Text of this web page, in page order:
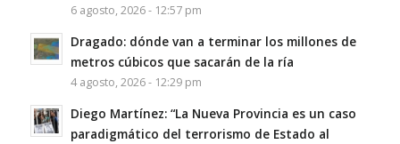
6 agosto, 2026 - 12:57 pm
Dragado: dónde van a terminar los millones de
metros cúbicos que sacarán de la ría
4 agosto, 2026 - 12:29 pm
Diego Martínez: “La Nueva Provincia es un caso
paradigmático del terrorismo de Estado al